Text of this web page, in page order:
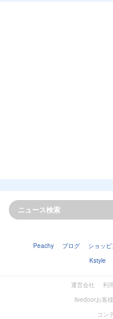
Peachy ブログ ショッ
Kstyle
運営会社 利
livedoorお客
コン